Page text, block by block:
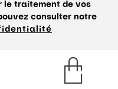
le traitement de vos
consulter notre